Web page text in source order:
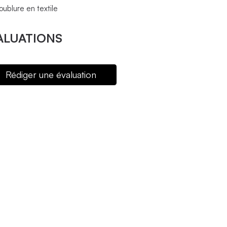
en textile
Rédiger une évaluation